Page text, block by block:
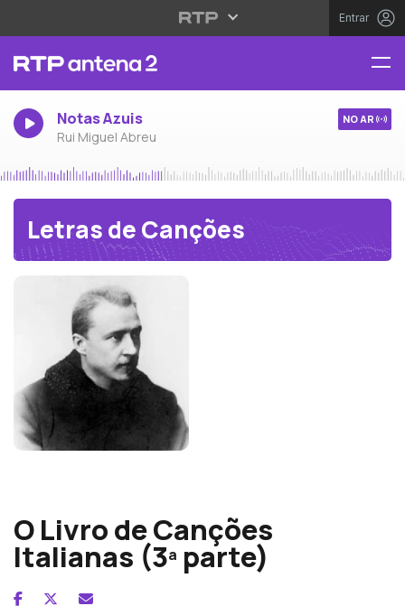
Entrar
Notas Azuis
Rui Miguel Abreu
NO AR
Letras de Canções
O Livro de Canções
Italianas (3ª parte)